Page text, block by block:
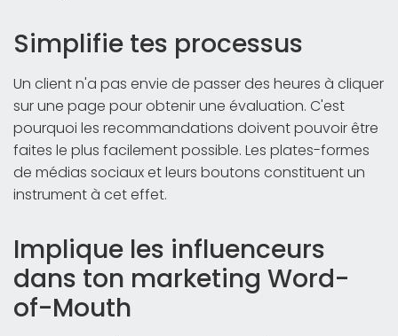
Simplifie tes processus
Un client n'a pas envie de passer des heures à cliquer
sur une page pour obtenir une évaluation. C'est
pourquoi les recommandations doivent pouvoir être
faites le plus facilement possible. Les plates-formes
de médias sociaux et leurs boutons constituent un
instrument à cet effet.
Implique les influenceurs
dans ton marketing Word-
of-Mouth